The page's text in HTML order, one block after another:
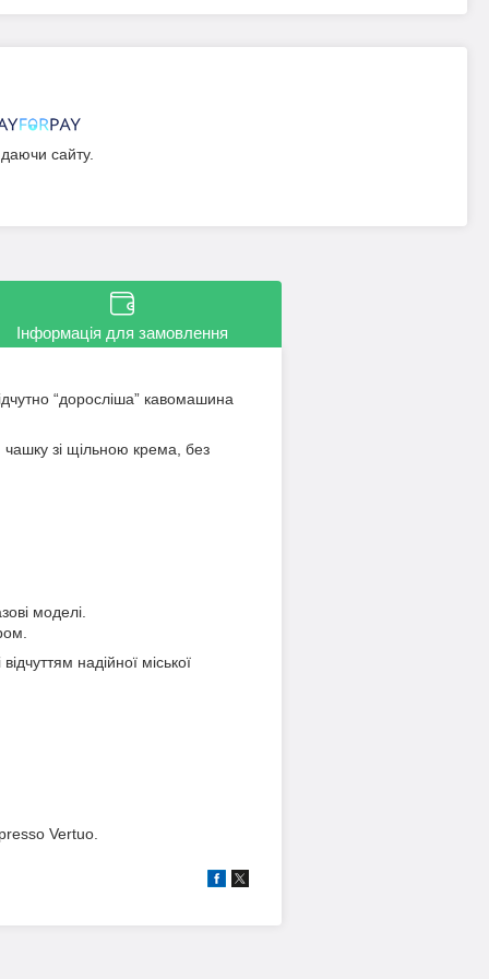
сайту.
Інформація для замовлення
“доросліша” кавомашина
чашку зі щільною крема, без
моделі.
надійної міської
Vertuo.